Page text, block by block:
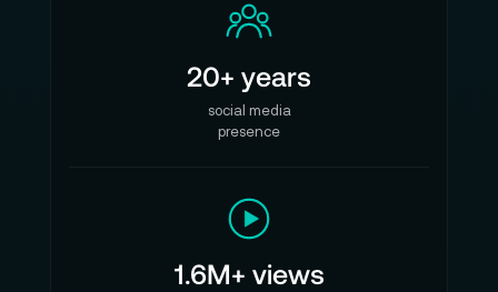
20+ years
social media
presence
1.6M+ views